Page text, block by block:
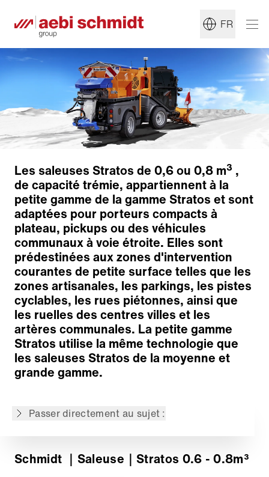
FR
Les saleuses Stratos de 0,6 ou 0,8 m3 ,
de capacité trémie, appartiennent à la
petite gamme de la gamme Stratos et sont
adaptées pour porteurs compacts à
plateau, pickups ou des véhicules
communaux à voie étroite. Elles sont
prédestinées aux zones d'intervention
courantes de petite surface telles que les
zones artisanales, les parkings, les pistes
cyclables, les rues piétonnes, ainsi que
les ruelles des centres villes et les
artères communales. La petite gamme
Stratos utilise la même technologie que
les saleuses Stratos de la moyenne et
grande gamme.
Passer directement au sujet :
Construction modulaire
Technique d'épandage
Systèmes d'entraînement
Systèmes de commandes et de contrôles
Retour à l'aperçu
Schmidt ｜Saleuse ｜Stratos 0.6 - 0.8m³